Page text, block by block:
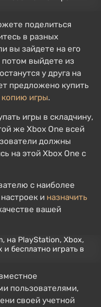
поделиться
в разных
вы зайдете на его
потом выйдете из
у друга на
предложено купить
игры.
игры в складчину,
же Xbox One всей
должны
на этой Xbox One с
с наиболее
и назначить
вашей
пользователями,
своей учетной